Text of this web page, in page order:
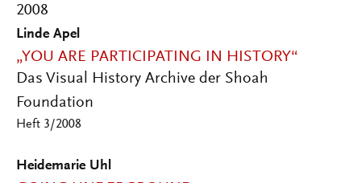
2008
Linde Apel
„YOU ARE PARTICIPATING IN HISTORY“
Das Visual History Archive der Shoah
Foundation
Heft 3/2008
Heidemarie Uhl